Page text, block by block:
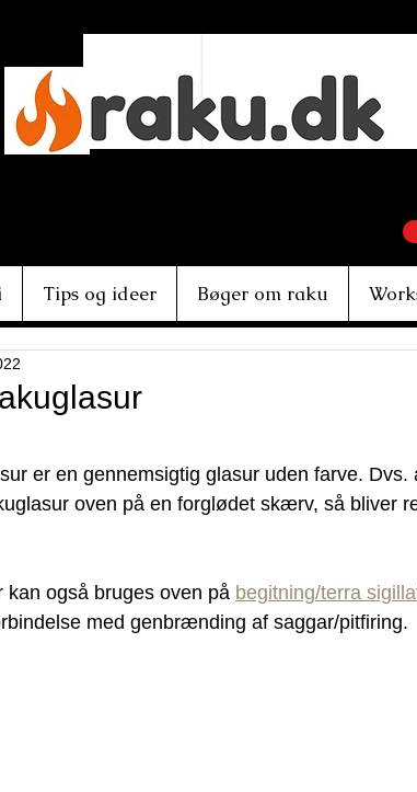
Tips og ideer Bøger om raku
stjerner.
er en gennemsigtig glasur uden farve. Dvs.
oven på en forglødet skærv, så bliver
kan også bruges oven på begitning/terra
med genbrænding af saggar/pitfiring.